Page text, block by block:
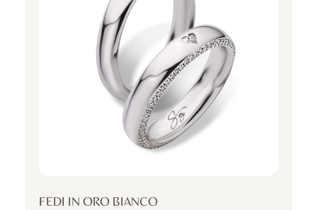
FEDI IN ORO BIANCO